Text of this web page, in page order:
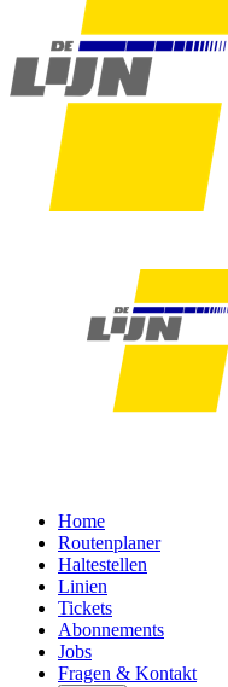
Home
Routenplaner
Haltestellen
Linien
Tickets
Abonnements
Jobs
Fragen & Kontakt